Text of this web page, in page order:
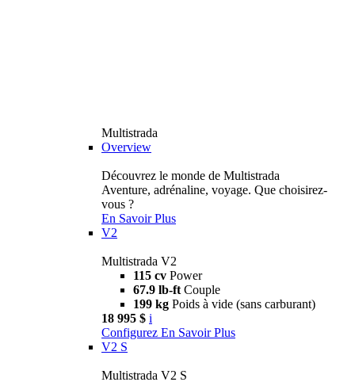
Multistrada
Overview
Découvrez le monde de Multistrada
Aventure, adrénaline, voyage. Que choisirez-
vous ?
En Savoir Plus
V2
Multistrada V2
115 cv Power
67.9 lb-ft Couple
199 kg Poids à vide (sans carburant)
18 995 $ i
Configurez En Savoir Plus
V2 S
Multistrada V2 S